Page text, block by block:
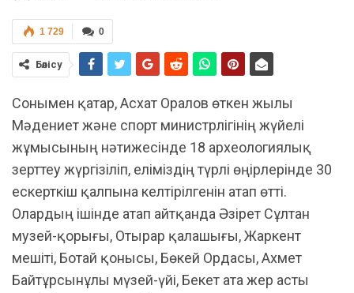
0
1 729
Бөлісу
Сонымен қатар, Асхат Оралов өткен жылы
Мәдениет және спорт министрлігінің жүйелі
жұмысының нәтижесінде 18 археологиялық
зерттеу жүргізіліп, еліміздің түрлі өңірлерінде 30
ескерткіш қалпына келтірілгенін атап өтті.
Олардың ішінде атап айтқанда Әзірет Сұлтан
музей-қорығы, Отырар қалашығы, Жаркент
мешіті, Ботай қонысы, Бөкей Ордасы, Ахмет
Байтұрсынұлы мүзей-үйі, Бекет ата жер асты